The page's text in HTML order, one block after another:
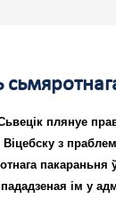
плянуе
з
пакараньня
ім у